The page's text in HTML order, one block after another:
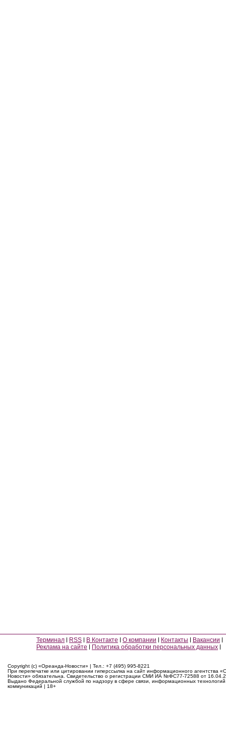
Терминал RSS В Контакте О компании Контакты
Вакансии
Реклама на сайте
Политика обработки персональных данных
Copyright (c) «Ореанда-Новости» | Тел.: +7 (495) 995-8221
При перепечатке или цитировании гиперссылка на сайт информационного агентства
Новости» обязательна. Свидетельство о регистрации СМИ ИА №ФС77-72588 от
Выдано Федеральной службой по надзору в сфере связи, информационных
коммуникаций | 18+